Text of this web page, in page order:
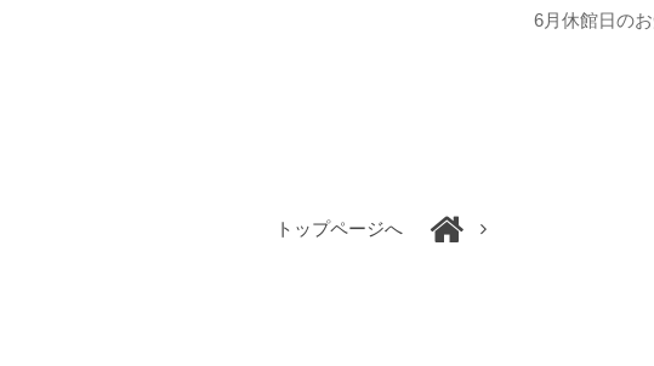
トップページへ
6月休館日の